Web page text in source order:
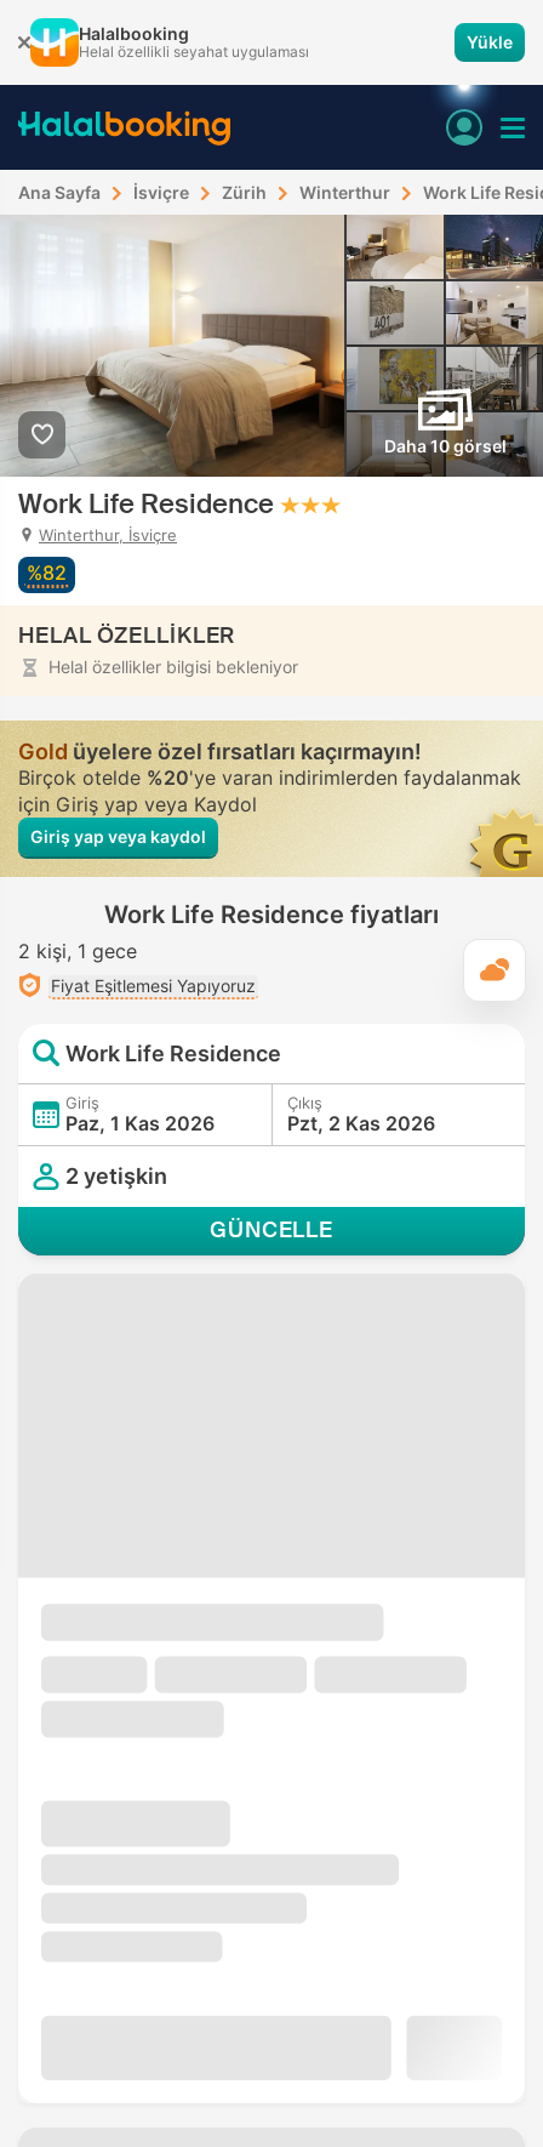
Halalbooking
Helal özellikli seyahat uygulaması Yükle
Ana Sayfa İsviçre Zürih Winterthur Work Life
Daha 10 görsel
Work Life Residence
Winterthur, İsviçre
%82
HELAL ÖZELLİKLER
Helal özellikler bilgisi bekleniyor
Goldüyelere özel fırsatları kaçırmayın!
Birçok otelde%20'ye varan indirimlerden faydalanmak
için Giriş yap veya Kaydol
Giriş yap veya kaydol
Work Life Residence fiyatları
2 kişi 1 gece
Fiyat Eşitlemesi Yapıyoruz
Work Life Residence
Giriş
Paz, 1 Kas 2026
Çıkış
Pzt, 2 Kas 2026
2 yetişkin
GÜNCELLE